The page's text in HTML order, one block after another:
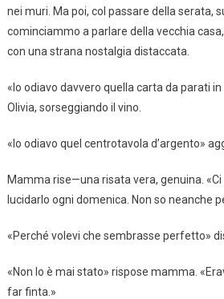
nei muri. Ma poi, col passare della serata,
cominciammo a parlare della vecchia
con una strana nostalgia distaccata.
«Io odiavo davvero quella carta da parati
Olivia, sorseggiando il vino.
«Io odiavo quel centrotavola d’argento»
Mamma rise—una risata vera, genuina.
lucidarlo ogni domenica. Non so neanche
«Perché volevi che sembrasse perfetto»
«Non lo è mai stato» rispose mamma.
far finta.»